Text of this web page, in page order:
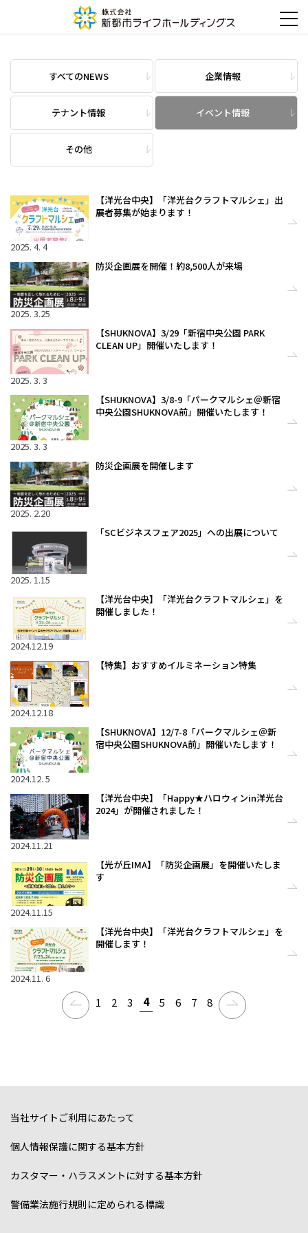
すべてのNEWS 企業情報
テナント情報 イベント情報
その他
【洋光台中央】「洋光台クラフトマルシェ」出
展者募集が始まります！
2025. 4. 4
防災企画展を開催！約8,500人が来場
2025. 3.25
【SHUKNOVA】3/29「新宿中央公園 PARK
CLEAN UP」開催いたします！
2025. 3. 3
【SHUKNOVA】3/8-9「パークマルシェ＠新宿
中央公園SHUKNOVA前」開催いたします！
2025. 3. 3
防災企画展を開催します
2025. 2.20
「SCビジネスフェア2025」への出展について
2025. 1.15
【洋光台中央】「洋光台クラフトマルシェ」を
開催しました！
2024.12.19
【特集】おすすめイルミネーション特集
2024.12.18
【SHUKNOVA】12/7-8「パークマルシェ＠新
宿中央公園SHUKNOVA前」開催いたします！
2024.12. 5
【洋光台中央】「Happy★ハロウィンin洋光台
2024」が開催されました！
2024.11.21
【光が丘IMA】「防災企画展」を開催いたしま
す
2024.11.15
【洋光台中央】「洋光台クラフトマルシェ」を
開催します！
2024.11. 6
1 2 3 4 5 6 7 8
当社サイトご利用にあたって
個人情報保護に関する基本方針
カスタマー・ハラスメントに対する基本方針
警備業法施行規則に定められる標識